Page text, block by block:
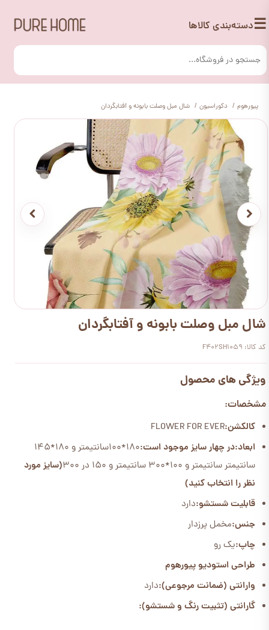
☰دسته‌بندی کالاها
پیورهوم دکوراسیون شال مبل وصلت بابونه و آفتابگردان
شال مبل وصلت بابونه و آفتابگردان
کد کالا: F402SH1059
ویژگی های محصول
مشخصات:
کالکشن:FLOWER FOR EVER
ابعاد:در چهار سایز موجود است:
180*100سانتیمتر و 180*145
سانتیمتر سانتیمتر و 100*300 سانتیمتر و 150 در 300
(سایز مورد
نظر را انتخاب کنید)
قابلیت شستشو:دارد
جنس:مخمل پرزدار
چاپ:یک رو
طراحی استودیو پیورهوم
وارانتی (ضمانت مرجوعی):دارد
گارانتی (تثبیت رنگ و شستشو):